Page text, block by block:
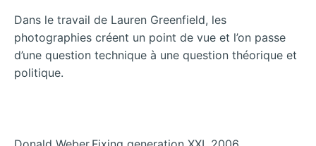
Dans le travail de Lauren Greenfield, les
photographies créent un point de vue et l’on passe
d’une question technique à une question théorique et
politique.